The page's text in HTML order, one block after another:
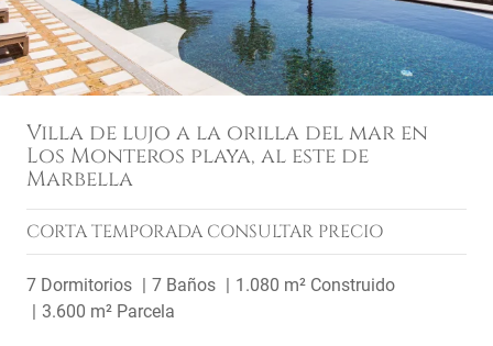
Villa de lujo a la orilla del mar en
Los Monteros playa, al este de
Marbella
CORTA TEMPORADA CONSULTAR PRECIO
7 Dormitorios 7 Baños
1.080 m² Construido
3.600 m² Parcela